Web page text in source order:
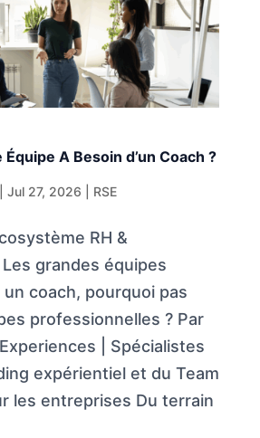
A Besoin d’un Coach ?
Jul 27, 2026 RSE
RH &
grandes équipes
coach, pourquoi pas
professionnelles ? Par
| Spécialistes
expérientiel et du Team
les entreprises Du terrain